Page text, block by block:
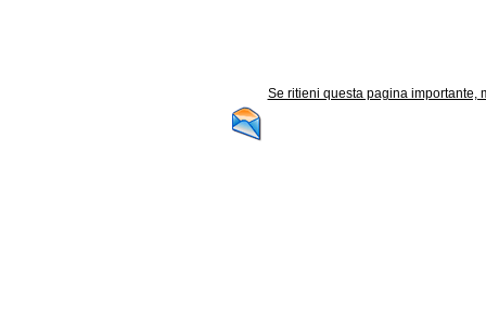
Se ritieni questa pagina importante,